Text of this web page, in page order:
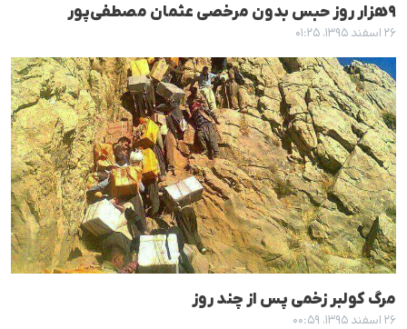
٩هزار روز حبس بدون مرخصی عثمان مصطفی‌پور
۲۶ اسفند ۱۳۹۵، ۰۱:۲۵
مرگ کولبر زخمی پس از چند روز
۲۶ اسفند ۱۳۹۵، ۰۰:۵۹